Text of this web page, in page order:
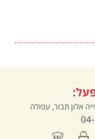
אלון תבור, עפולה